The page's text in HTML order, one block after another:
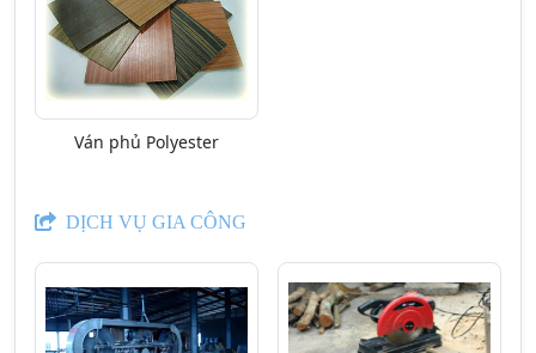
Ván phủ Polyester
DỊCH VỤ GIA CÔNG